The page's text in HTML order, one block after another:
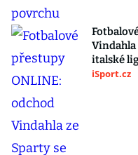
Vindahla
italské
iSport.cz